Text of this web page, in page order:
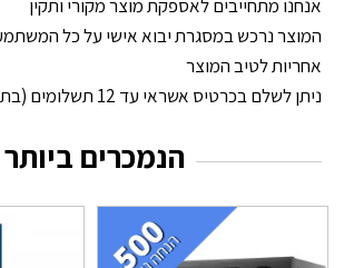
אנחנו מתחייבים לאספקת מוצר מקורי ותקין
המוצר נרכש במסגרת יבוא אישי על כל
אחריות לטיב המוצר
ניתן לשלם בכרטיס אשראי עד 12 תשלומים (בתוספת ריבית)
הנמכרים ביותר